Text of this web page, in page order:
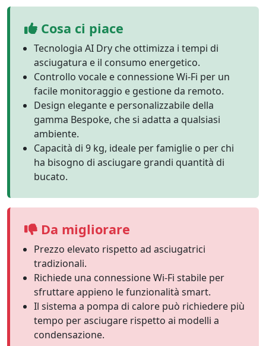
Cosa ci piace
Tecnologia AI Dry che ottimizza i tempi di
asciugatura e il consumo energetico.
Controllo vocale e connessione Wi-Fi per un
facile monitoraggio e gestione da remoto.
Design elegante e personalizzabile della
gamma Bespoke, che si adatta a qualsiasi
ambiente.
Capacità di 9 kg, ideale per famiglie o per chi
ha bisogno di asciugare grandi quantità di
bucato.
Da migliorare
Prezzo elevato rispetto ad asciugatrici
tradizionali.
Richiede una connessione Wi-Fi stabile per
sfruttare appieno le funzionalità smart.
Il sistema a pompa di calore può richiedere più
tempo per asciugare rispetto ai modelli a
condensazione.